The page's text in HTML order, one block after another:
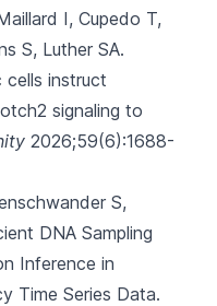
I, Cupedo T,
S, Luther SA.
cells instruct
signaling to
2026;59(6):1688-
S,
DNA Sampling
Inference in
Time Series Data.